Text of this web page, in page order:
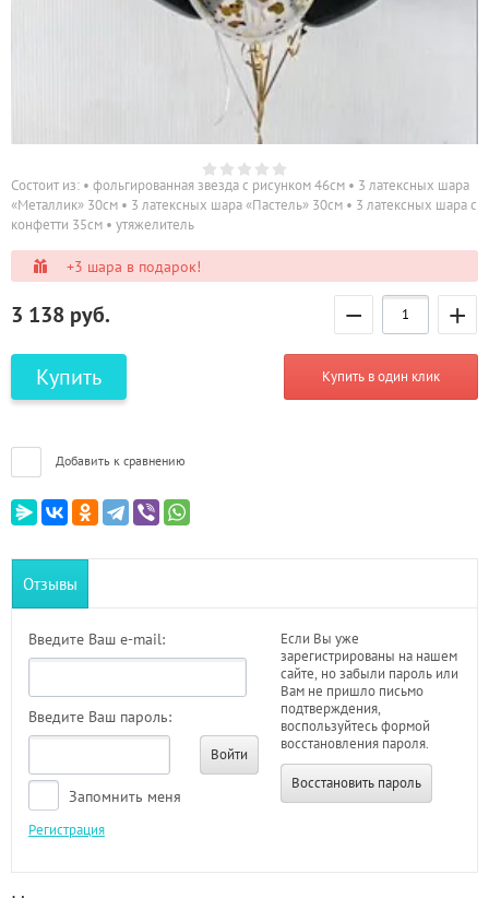
Состоит из: • фольгированная звезда с рисунком 46см • 3 латексных шара
«Металлик» 30см • 3 латексных шара «Пастель» 30см • 3 латексных шара с
конфетти 35см • утяжелитель
+3 шара в подарок!
3 138 руб. − +
Купить Купить в один клик
Добавить к сравнению
Отзывы
Введите Ваш e-mail:
Введите Ваш пароль:
Войти
Запомнить меня
Регистрация
Если Вы уже
зарегистрированы на нашем
сайте, но забыли пароль или
Вам не пришло письмо
подтверждения,
воспользуйтесь формой
восстановления пароля.
Восстановить пароль